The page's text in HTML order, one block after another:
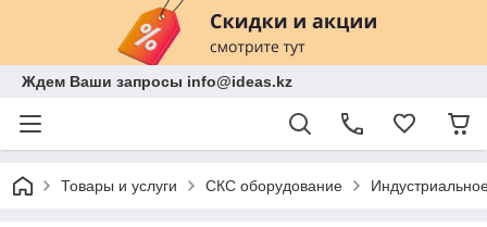
Ждем Ваши запросы info@ideas.kz
Товары и услуги СКС оборудование